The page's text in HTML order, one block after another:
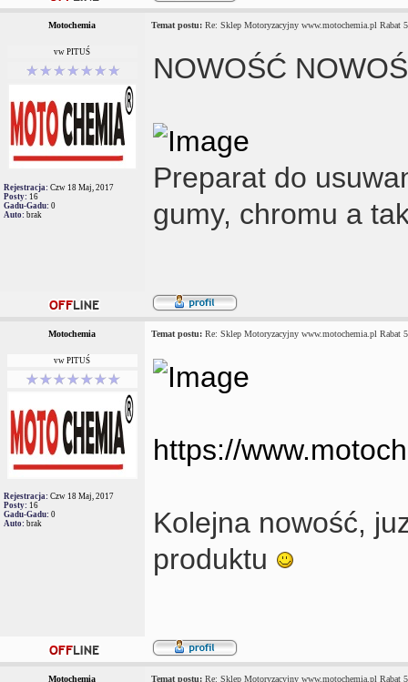
Motochemia Temat postu: Re: Sklep Motoryzacyjny www.motochemia.pl Rabat
vw PITUŚ
Rejestracja: Czw 18 Maj, 2017
Posty: 16
Gadu-Gadu: 0
Auto: brak
NOWOŚĆ
Preparat do
gumy, chromu a
Motochemia Temat postu: Re: Sklep Motoryzacyjny www.motochemia.pl Rabat
vw PITUŚ
Rejestracja: Czw 18 Maj, 2017
Posty: 16
Gadu-Gadu: 0
Auto: brak
https://
Kolejna nowość,
produktu
Motochemia Temat postu: Re: Sklep Motoryzacyjny www.motochemia.pl Rabat